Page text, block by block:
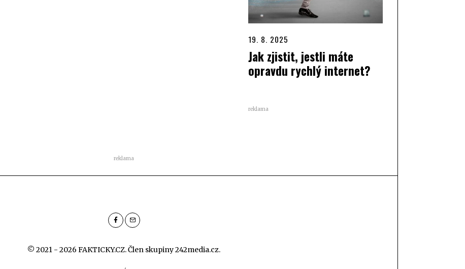
19. 8. 2025
Jak zjistit, jestli máte
opravdu rychlý internet?
reklama
reklama
© 2021 - 2026 FAKTICKY.CZ. Člen skupiny242media.cz.